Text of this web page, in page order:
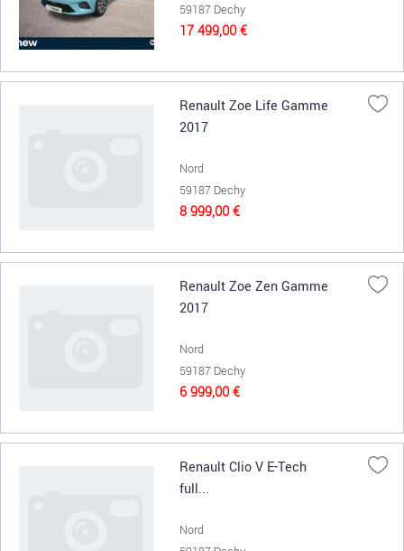
59187 Dechy
17 499,00 €
Renault Zoe Life Gamme
2017
Nord
59187 Dechy
8 999,00 €
Renault Zoe Zen Gamme
2017
Nord
59187 Dechy
6 999,00 €
Renault Clio V E-Tech
full...
Nord